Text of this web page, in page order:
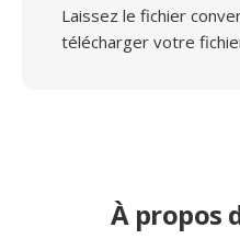
Laissez le fichier
télécharger votre
À propos